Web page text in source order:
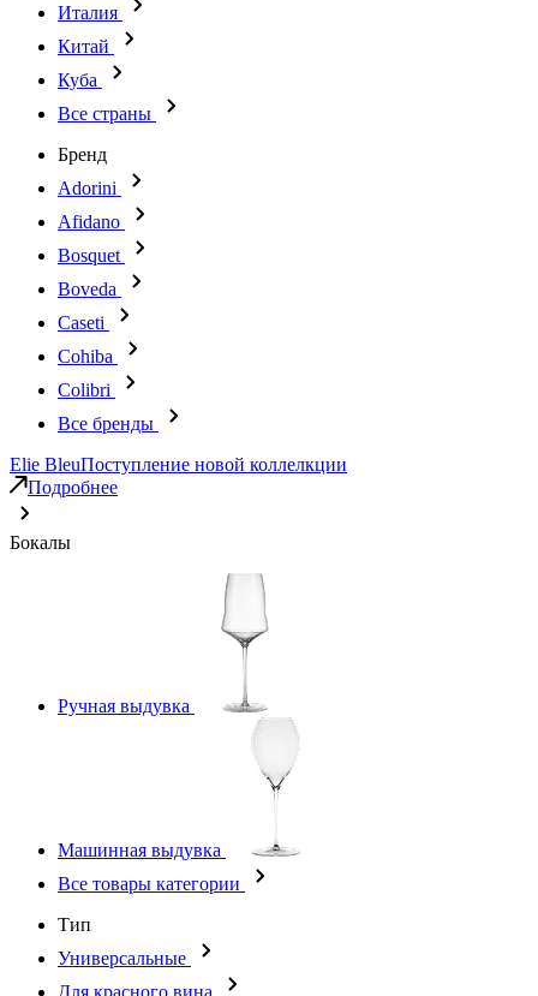
Италия
Китай
Куба
Все страны
Бренд
Adorini
Afidano
Bosquet
Boveda
Caseti
Cohiba
Colibri
Все бренды
Elie BleuПоступление новой коллелкции
Подробнее
Бокалы
Ручная выдувка
Машинная выдувка
Все товары категории
Тип
Универсальные
Для красного вина